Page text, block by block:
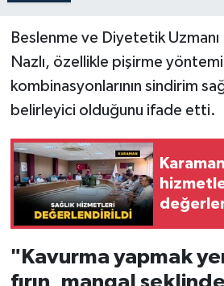
Beslenme ve Diyetetik
Nazlı, özellikle pişirme
kombinasyonlarının sindirim
belirleyici olduğunu ifade etti.
"Kavurma yapmak